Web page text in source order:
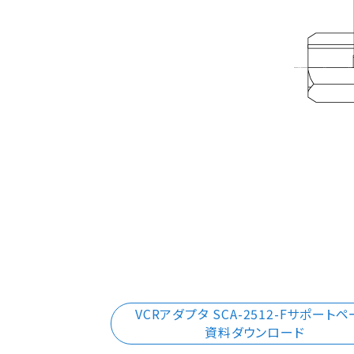
VCRアダプタ SCA-2512-Fサポートペ
資料ダウンロード